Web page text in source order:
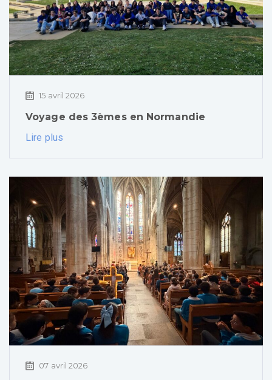
15 avril 2026
Voyage des 3èmes en Normandie
Lire plus
07 avril 2026